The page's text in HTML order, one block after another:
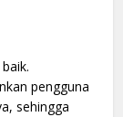
pengguna
sehingga